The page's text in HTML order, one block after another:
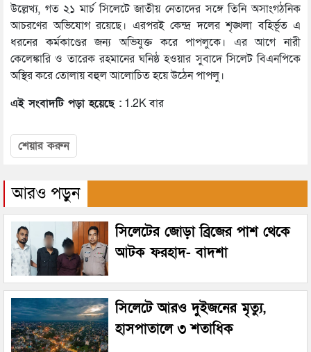
উল্লেখ্য, গত ২১ মার্চ সিলেটে জাতীয় নেতাদের সঙ্গে তিনি অসাংগঠনিক
আচরণের অভিযোগ রয়েছে। এরপরই কেন্দ্র দলের শৃঙ্খলা বহির্ভূত এ
ধরনের কর্মকাণ্ডের জন্য অভিযুক্ত করে পাপলুকে। এর আগে নারী
কেলেঙ্কারি ও তারেক রহমানের ঘনিষ্ঠ হওয়ার সুবাদে সিলেট বিএনপিকে
অস্থির করে তোলায় বহুল আলোচিত হয়ে উঠেন পাপলু।
এই সংবাদটি পড়া হয়েছে : 1.2K বার
শেয়ার করুন
আরও পড়ুন
সিলেটের জোড়া ব্রিজের পাশ থেকে
আটক ফরহাদ- বাদশা
সিলেটে আরও দুইজনের মৃত্যু,
হাসপাতালে ৩ শতাধিক